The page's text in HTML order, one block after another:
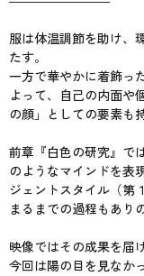
服は体温調節を助け、
たす。
一方で華やかに着飾っ
よって、自己の内面や
の顔」としての要素も
前章『白色の研究』で
のようなマインドを表
ジェントスタイル（第
まるまでの過程もあり
映像ではその成果を届
今回は陽の目を見なか